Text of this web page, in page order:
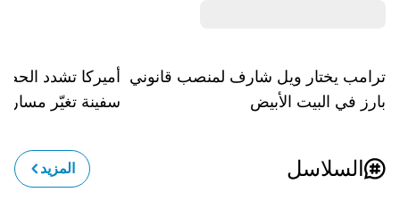
ترامب يختار ويل شارف لمنصب قانوني
بارز في البيت الأبيض
سفينة تغيّر
السلاسل المزيد